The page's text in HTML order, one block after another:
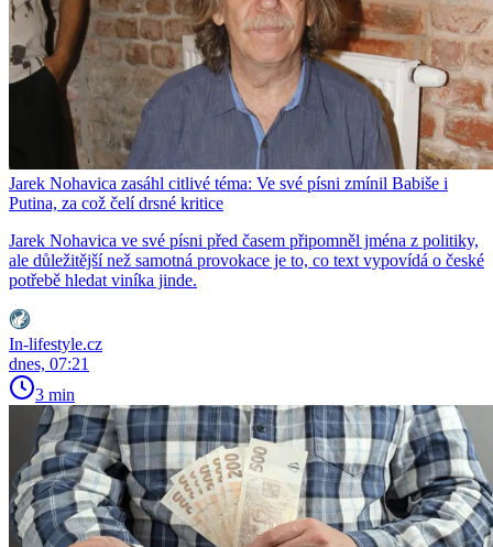
Jarek Nohavica zasáhl citlivé téma: Ve své písni zmínil Babiše i
Putina, za což čelí drsné kritice
Jarek Nohavica ve své písni před časem připomněl jména z politiky,
ale důležitější než samotná provokace je to, co text vypovídá o české
potřebě hledat viníka jinde.
In-lifestyle.cz
dnes, 07:21
3 min